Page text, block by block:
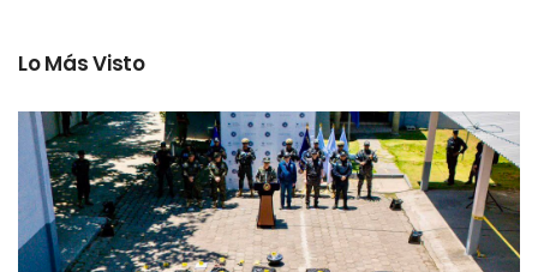
Lo Más Visto